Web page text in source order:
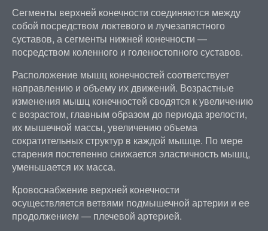
Сегменты верхней конечности соединяются между
собой посредством локтевого и лучезапястного
суставов, а сегменты нижней конечности —
посредством коленного и голеностопного суставов.
Расположение мышц конечностей соответствует
направлению и объему их движений. Возрастные
изменения мышц конечностей сводятся к увеличению
с возрастом, главным образом до периода зрелости,
их мышечной массы, увеличению объема
сократительных структур в каждой мышце. По мере
старения постепенно снижается эластичность мышц,
уменьшается их масса.
Кровоснабжение верхней конечности
осуществляется ветвями подмышечной артерии и ее
продолжением — плечевой артерией.